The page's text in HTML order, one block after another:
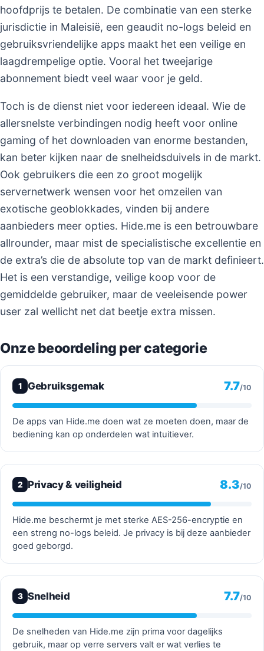
hoofdprijs te betalen. De combinatie van een sterke
jurisdictie in Maleisië, een geaudit no-logs beleid en
gebruiksvriendelijke apps maakt het een veilige en
laagdrempelige optie. Vooral het tweejarige
abonnement biedt veel waar voor je geld.
Toch is de dienst niet voor iedereen ideaal. Wie de
allersnelste verbindingen nodig heeft voor online
gaming of het downloaden van enorme bestanden,
kan beter kijken naar de snelheidsduivels in de markt.
Ook gebruikers die een zo groot mogelijk
servernetwerk wensen voor het omzeilen van
exotische geoblokkades, vinden bij andere
aanbieders meer opties. Hide.me is een betrouwbare
allrounder, maar mist de specialistische excellentie en
de extra’s die de absolute top van de markt definieert.
Het is een verstandige, veilige koop voor de
gemiddelde gebruiker, maar de veeleisende power
user zal wellicht net dat beetje extra missen.
Onze beoordeling per categorie
1 Gebruiksgemak 7.7/10
De apps van Hide.me doen wat ze moeten doen, maar de
bediening kan op onderdelen wat intuitiever.
2 Privacy & veiligheid 8.3/10
Hide.me beschermt je met sterke AES-256-encryptie en
een streng no-logs beleid. Je privacy is bij deze aanbieder
goed geborgd.
3 Snelheid 7.7/10
De snelheden van Hide.me zijn prima voor dagelijks
gebruik, maar op verre servers valt er wat verlies te